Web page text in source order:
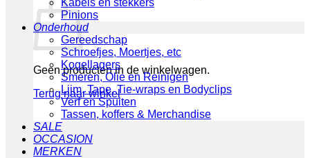
Geen producten in de winkelwagen.
Terug naar winkel
Kabels en stekkers
Pinions
Onderhoud
Gereedschap
Schroefjes, Moertjes, etc
Kogellagers
Smeren, Olie en Reinigen
Lijm, Tape, Tie-wraps en Bodyclips
Verf en Spuiten
Tassen, koffers & Merchandise
SALE
OCCASION
MERKEN